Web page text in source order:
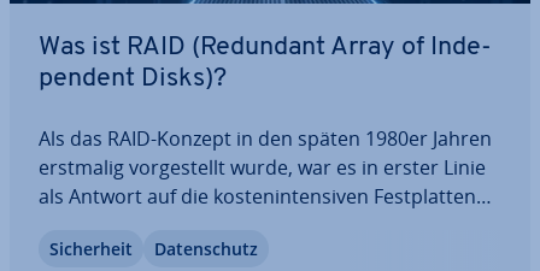
Was ist RAID (Redundant Array of In­de­
pen­dent Disks)?
Als das RAID-Konzept in den späten 1980er Jahren
erstmalig vor­ge­stellt wurde, war es in erster Linie
als Antwort auf die kos­ten­in­ten­si­ven Fest­plat­ten
aspekt in den Hin­ter­grund gerückt ist, sind RAID-
Si­cher­heit Da­ten­schutz